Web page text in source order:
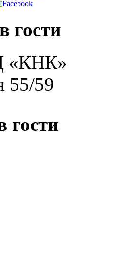
гости
«КНК»
55/59
гости